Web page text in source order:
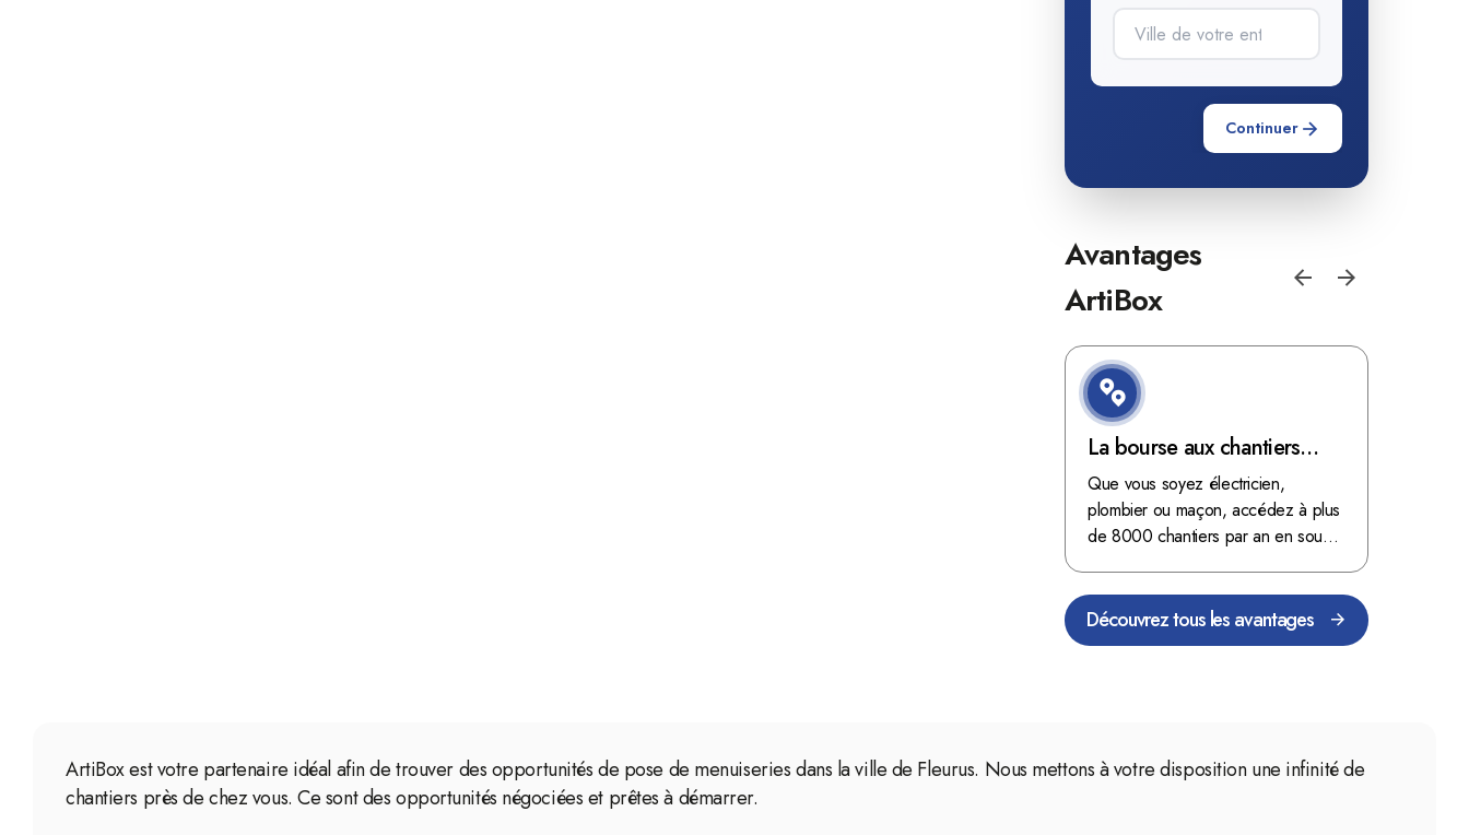
Continuer
Avantages
ArtiBox
La bourse aux chantiers
d'ArtiBox Belgique, véritable
mine d'or !
Que vous soyez électricien,
plombier ou maçon, accédez à plus
de 8000 chantiers par an en sous-
Découvrez tous les avantages
ArtiBox est votre partenaire idéal afin de trouver des opportunités de pose de menuiseries dans la ville de Fleurus. Nous mettons à votre disposition une infinité de
chantiers près de chez vous. Ce sont des opportunités négociées et prêtes à démarrer.